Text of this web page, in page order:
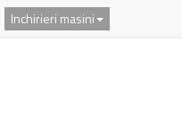
Inchirieri masini